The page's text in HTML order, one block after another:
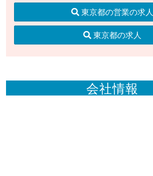
東京都の営業の求人
東京都の求人
会社情報